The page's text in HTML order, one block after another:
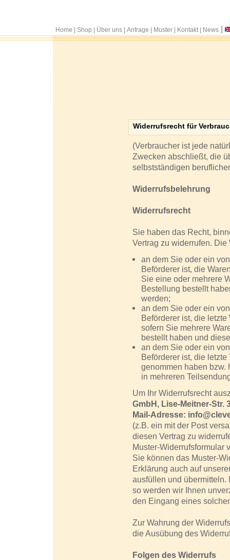
Widerrufsrecht für
(Verbraucher ist jede
Zwecken abschließt, die
selbstständigen
Widerrufsbelehrung
Widerrufsrecht
Sie haben das Recht,
Vertrag zu widerrufen. Die
an dem Sie oder ein
Beförderer ist, die
Sie eine oder mehrere
Bestellung bestellt
werden;
an dem Sie oder ein
Beförderer ist, die
sofern Sie mehrere
bestellt haben und
an dem Sie oder ein
Beförderer ist, die
genommen haben bzw.
in mehreren
Um Ihr Widerrufsrecht
GmbH, Lise-Meitner-Str.
Mail-Adresse:
(z.B. ein mit der Post
diesen Vertrag zu
Muster-Widerrufsformular
Sie können das Muster-
Erklärung auch auf
ausfüllen und
so werden wir Ihnen
den Eingang eines
Zur Wahrung der
die Ausübung des
Folgen des Widerrufs
Home Shop Über uns Anfrage Muster Kontakt| News